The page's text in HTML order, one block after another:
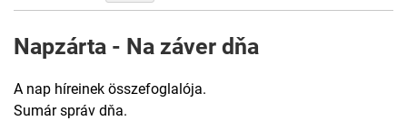
Napzárta - Na záver dňa
A nap híreinek összefoglalója.
Sumár správ dňa.